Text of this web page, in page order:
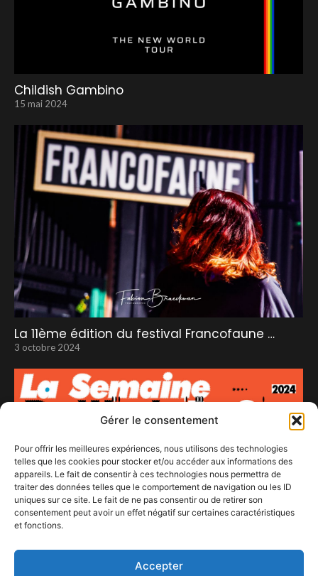
Gérer le consentement
Pour offrir les meilleures expériences, nous utilisons des technologies
telles que les cookies pour stocker et/ou accéder aux informations des
appareils. Le fait de consentir à ces technologies nous permettra de
traiter des données telles que le comportement de navigation ou les ID
uniques sur ce site. Le fait de ne pas consentir ou de retirer son
consentement peut avoir un effet négatif sur certaines caractéristiques
et fonctions.
Accepter
Childish Gambino
15 mai 2024
La 11ème édition du festival Francofaune …
3 octobre 2024
10 janvier 2024